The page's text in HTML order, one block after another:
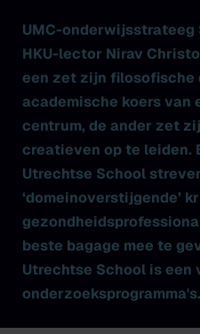
UMC-onderwijsstrateeg
HKU-lector Nirav
een zet zijn filosofische
academische koers van
centrum, de ander zet
creatieven op te leiden.
Utrechtse School
‘domeinoverstijgende’
beste bagage mee te
Utrechtse School is een
onderzoeksprogramma's.